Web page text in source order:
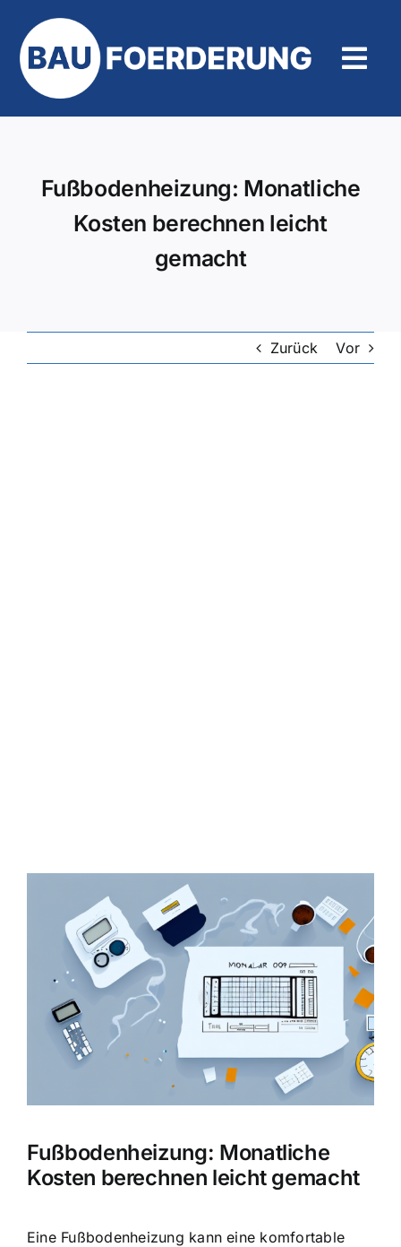
Inhalt
springen
Fußbodenheizung: Monatliche
Kosten berechnen leicht
gemacht
Zurück Vor
grösseres
Fußbodenheizung: Monatliche
Kosten berechnen leicht gemacht
Eine Fußbodenheizung kann eine komfortable